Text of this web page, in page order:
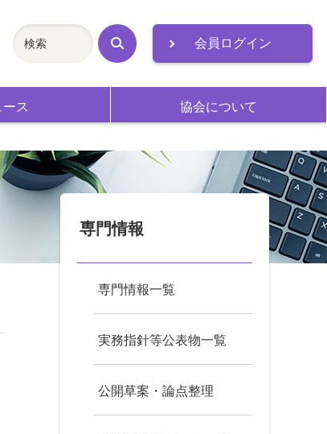
会員ログイン
ス 協会について
検
索
専門情報
専門情報一覧
実務指針等公表物一覧
公開草案・論点整理